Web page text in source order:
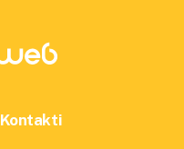
Kontakti